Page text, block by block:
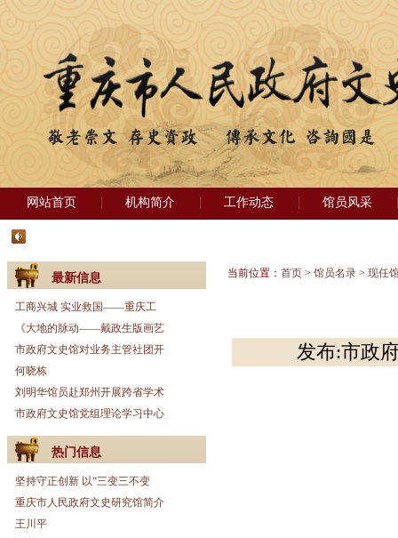
网站首页 机构简介 工作动态 馆员风采
最新信息
工商兴城 实业救国——重庆工
《大地的脉动——戴政生版画艺
市政府文史馆对业务主管社团开
何晓栋
刘明华馆员赴郑州开展跨省学术
市政府文史馆党组理论学习中心
热门信息
坚持守正创新 以“三变三不变
重庆市人民政府文史研究馆简介
王川平
当前位置： 首页 > 馆员名录 > 现任
发布:市政